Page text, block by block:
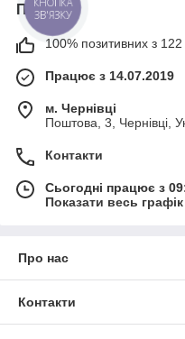
Про нас
100% позитивних з 122
Працює з 14.07.2019
м. Чернівці
Поштова, 3, Чернівці,
Контакти
Сьогодні працює з
Показати весь
Про нас
Контакти
КНОПКА
ЗВ'ЯЗКУ